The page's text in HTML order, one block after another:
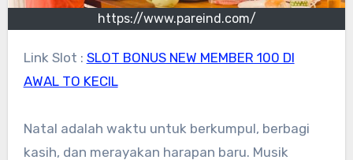
https://www.pareind.com/
Link Slot : SLOT BONUS NEW MEMBER 100 DI
AWAL TO KECIL
Natal adalah waktu untuk berkumpul, berbagi
kasih, dan merayakan harapan baru. Musik